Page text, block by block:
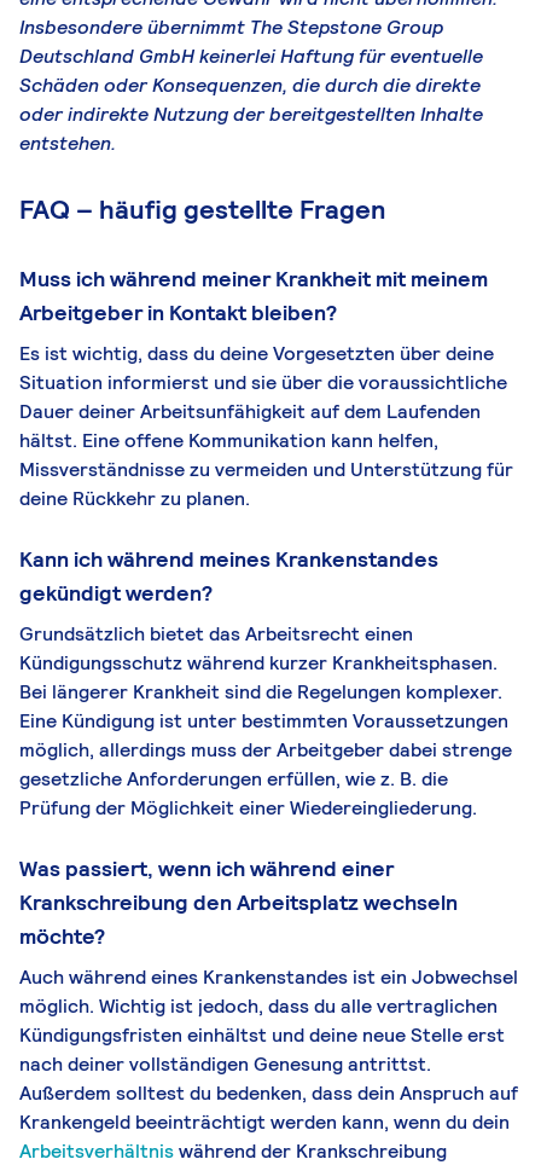
Insbesondere übernimmt The Stepstone Group
Deutschland GmbH keinerlei Haftung für eventuelle
Schäden oder Konsequenzen, die durch die direkte
oder indirekte Nutzung der bereitgestellten Inhalte
entstehen.
FAQ – häufig gestellte Fragen
Muss ich während meiner Krankheit mit meinem
Arbeitgeber in Kontakt bleiben?
Es ist wichtig, dass du deine Vorgesetzten über deine
Situation informierst und sie über die voraussichtliche
Dauer deiner Arbeitsunfähigkeit auf dem Laufenden
hältst. Eine offene Kommunikation kann helfen,
Missverständnisse zu vermeiden und Unterstützung für
deine Rückkehr zu planen.
Kann ich während meines Krankenstandes
gekündigt werden?
Grundsätzlich bietet das Arbeitsrecht einen
Kündigungsschutz während kurzer Krankheitsphasen.
Bei längerer Krankheit sind die Regelungen komplexer.
Eine Kündigung ist unter bestimmten Voraussetzungen
möglich, allerdings muss der Arbeitgeber dabei strenge
gesetzliche Anforderungen erfüllen, wie z. B. die
Prüfung der Möglichkeit einer Wiedereingliederung.
Was passiert, wenn ich während einer
Krankschreibung den Arbeitsplatz wechseln
möchte?
Auch während eines Krankenstandes ist ein Jobwechsel
möglich. Wichtig ist jedoch, dass du alle vertraglichen
Kündigungsfristen einhältst und deine neue Stelle erst
nach deiner vollständigen Genesung antrittst.
Außerdem solltest du bedenken, dass dein Anspruch auf
Krankengeld beeinträchtigt werden kann, wenn du dein
Arbeitsverhältniswährend der Krankschreibung